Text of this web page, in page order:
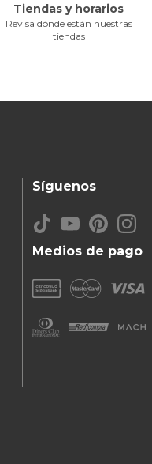
Tiendas y horarios
Revisa dónde están nuestras
tiendas
Medios de pago
Síguenos